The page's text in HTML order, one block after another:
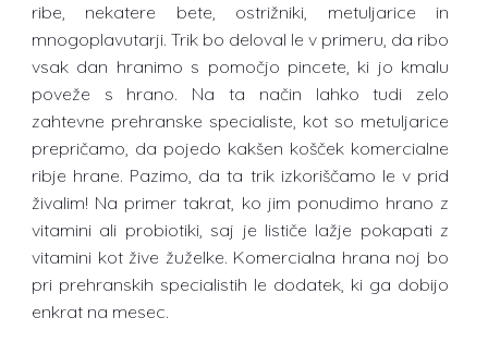
ribe, nekatere bete, ostrižniki, metuljarice in
mnogoplavutarji. Trik bo deloval le v primeru, da ribo
vsak dan hranimo s pomočjo pincete, ki jo kmalu
poveže s hrano. Na ta način lahko tudi zelo
zahtevne prehranske specialiste, kot so metuljarice
prepričamo, da pojedo kakšen košček komercialne
ribje hrane. Pazimo, da ta trik izkoriščamo le v prid
živalim! Na primer takrat, ko jim ponudimo hrano z
vitamini ali probiotiki, saj je lističe lažje pokapati z
vitamini kot žive žuželke. Komercialna hrana noj bo
pri prehranskih specialistih le dodatek, ki ga dobijo
enkrat na mesec.